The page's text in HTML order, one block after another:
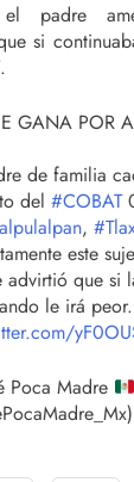
el padre
si
GANA POR
de familia
del #COBAT
,
este
advirtió que si
le irá peor.
Poca Madre